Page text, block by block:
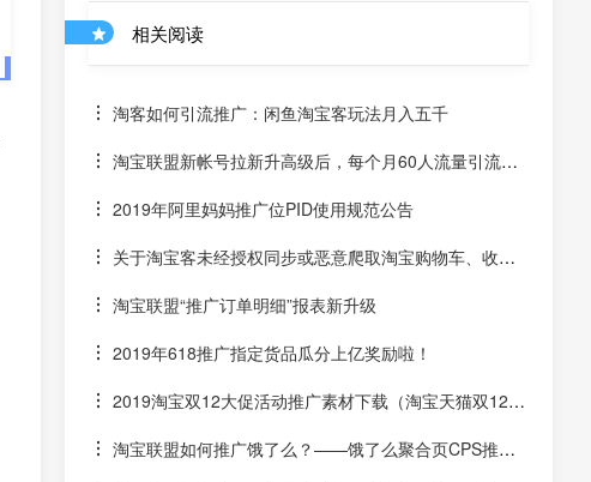
相关阅读
淘客如何引流推广：闲鱼淘宝客玩法月入五千
淘宝联盟新帐号拉新升高级后，每个月60人流量引流任
务怎么做？
2019年阿里妈妈推广位PID使用规范公告
关于淘宝客未经授权同步或恶意爬取淘宝购物车、收藏
夹、足迹、我的订单等数据进行淘宝客推广的违规行为的解
读
淘宝联盟“推广订单明细”报表新升级
2019年618推广指定货品瓜分上亿奖励啦！
2019淘宝双12大促活动推广素材下载（淘宝天猫双12专
用API接口）
淘宝联盟如何推广饿了么？——饿了么聚合页CPS推广